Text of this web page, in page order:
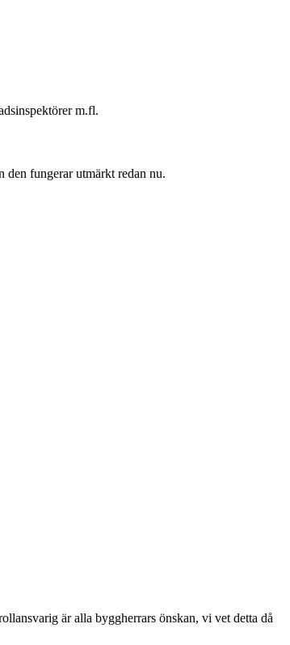
m.fl.
den fungerar utmärkt redan nu.
är alla byggherrars önskan, vi vet detta då